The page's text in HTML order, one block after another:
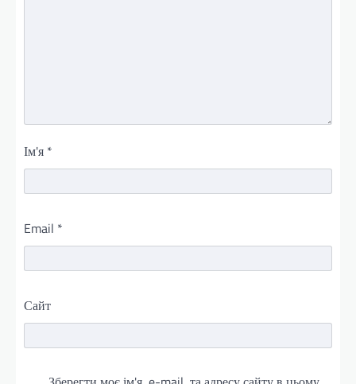
Ім'я *
Email *
Сайт